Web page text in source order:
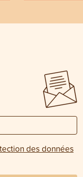
des données